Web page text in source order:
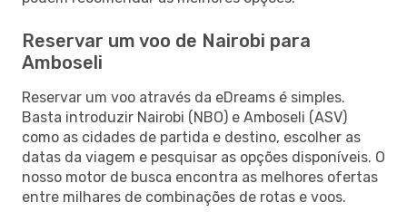
Reservar um voo de Nairobi para
Amboseli
Reservar um voo através da eDreams é simples.
Basta introduzir Nairobi (NBO) e Amboseli (ASV)
como as cidades de partida e destino, escolher as
datas da viagem e pesquisar as opções disponíveis. O
nosso motor de busca encontra as melhores ofertas
entre milhares de combinações de rotas e voos.